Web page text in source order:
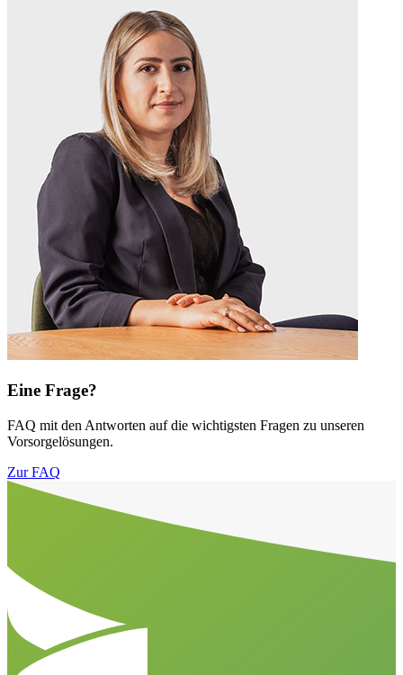
Eine Frage?
FAQ mit den Antworten auf die wichtigsten Fragen zu unseren
Vorsorgelösungen.
Zur FAQ
Aller en haut de la page
Bas de page